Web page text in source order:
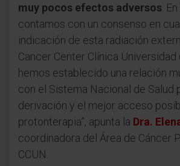
muy pocos efectos adversos .
contamos con un consenso en
indicación de esta radiación
Cancer Center Clínica Universidad
hemos establecido una relación
con el Sistema Nacional de Salud
derivación y el mejor acceso
protonterapia”, apunta la Dra.
coordinadora del Área de Cáncer
CCUN.